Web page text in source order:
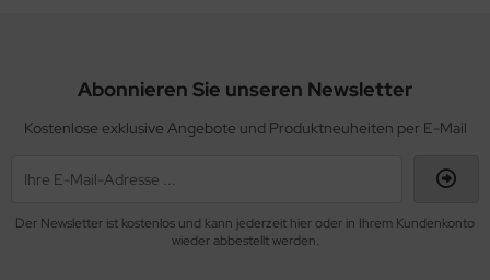
Abonnieren Sie unseren Newsletter
Kostenlose exklusive Angebote und Produktneuheiten per E-Mail
Der Newsletter ist kostenlos und kann jederzeit hier oder in Ihrem Kundenkonto
wieder abbestellt werden.